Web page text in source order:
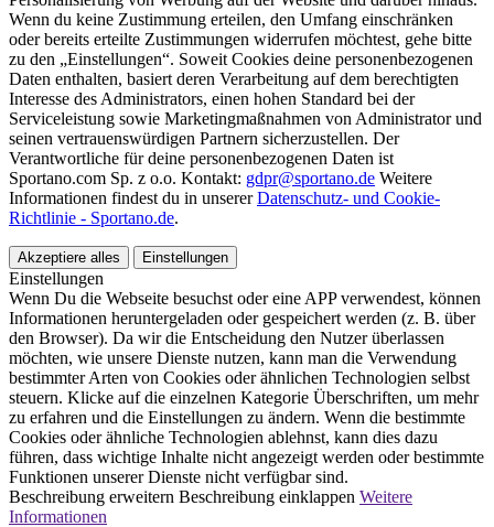
Wenn du keine Zustimmung erteilen, den Umfang einschränken
oder bereits erteilte Zustimmungen widerrufen möchtest, gehe bitte
zu den „Einstellungen“. Soweit Cookies deine personenbezogenen
Daten enthalten, basiert deren Verarbeitung auf dem berechtigten
Interesse des Administrators, einen hohen Standard bei der
Serviceleistung sowie Marketingmaßnahmen von Administrator und
seinen vertrauenswürdigen Partnern sicherzustellen. Der
Verantwortliche für deine personenbezogenen Daten ist
Sportano.com Sp. z o.o. Kontakt: gdpr@sportano.de Weitere
Informationen findest du in unsererDatenschutz- und Cookie-
Richtlinie - Sportano.de.
Akzeptiere alles Einstellungen
Einstellungen
Wenn Du die Webseite besuchst oder eine APP verwendest, können
Informationen heruntergeladen oder gespeichert werden (z. B. über
den Browser). Da wir die Entscheidung den Nutzer überlassen
möchten, wie unsere Dienste nutzen, kann man die Verwendung
bestimmter Arten von Cookies oder ähnlichen Technologien selbst
steuern. Klicke auf die einzelnen Kategorie Überschriften, um mehr
zu erfahren und die Einstellungen zu ändern. Wenn die bestimmte
Cookies oder ähnliche Technologien ablehnst, kann dies dazu
führen, dass wichtige Inhalte nicht angezeigt werden oder bestimmte
Funktionen unserer Dienste nicht verfügbar sind.
Beschreibung erweitern Beschreibung einklappen Weitere
Informationen